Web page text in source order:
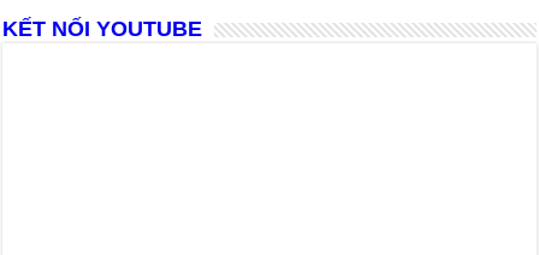
KẾT NỐI YOUTUBE